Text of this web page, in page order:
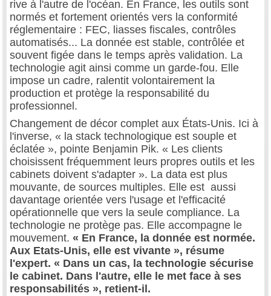
rive à l'autre de l'océan. En France, les outils sont
normés et fortement orientés vers la conformité
réglementaire : FEC, liasses fiscales, contrôles
automatisés... La donnée est stable, contrôlée et
souvent figée dans le temps après validation. La
technologie agit ainsi comme un garde-fou. Elle
impose un cadre, ralentit volontairement la
production et protège la responsabilité du
professionnel.
Changement de décor complet aux États-Unis. Ici à
l'inverse, « la stack technologique est souple et
éclatée », pointe Benjamin Pik. « Les clients
choisissent fréquemment leurs propres outils et les
cabinets doivent s'adapter ». La data est plus
mouvante, de sources multiples. Elle est aussi
davantage orientée vers l'usage et l'efficacité
opérationnelle que vers la seule compliance. La
technologie ne protège pas. Elle accompagne le
mouvement. « En France, la donnée est normée.
Aux Etats-Unis, elle est vivante », résume
l'expert. « Dans un cas, la technologie sécurise
le cabinet. Dans l'autre, elle le met face à ses
responsabilités », retient-il.